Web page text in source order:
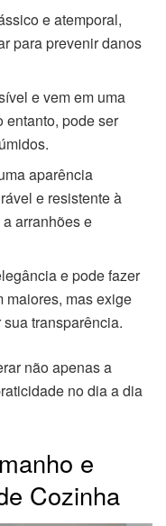
e atemporal,
para prevenir danos
e vem em uma
entanto, pode ser
aparência
e resistente à
arranhões e
e pode fazer
maiores, mas exige
transparência.
não apenas a
no dia a dia
e
Cozinha